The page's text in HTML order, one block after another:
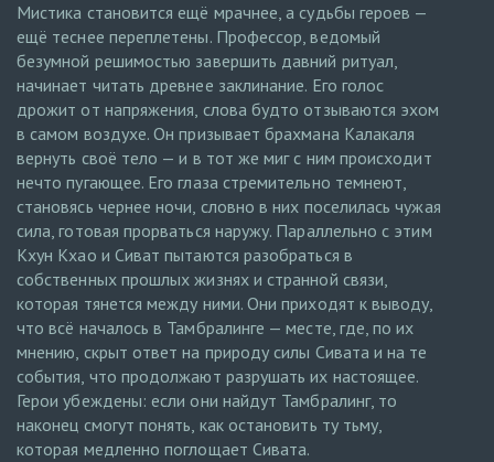
Мистика становится ещё мрачнее, а судьбы героев —
ещё теснее переплетены. Профессор, ведомый
безумной решимостью завершить давний ритуал,
начинает читать древнее заклинание. Его голос
дрожит от напряжения, слова будто отзываются эхом
в самом воздухе. Он призывает брахмана Калакаля
вернуть своё тело — и в тот же миг с ним происходит
нечто пугающее. Его глаза стремительно темнеют,
становясь чернее ночи, словно в них поселилась чужая
сила, готовая прорваться наружу. Параллельно с этим
Кхун Кхао и Сиват пытаются разобраться в
собственных прошлых жизнях и странной связи,
которая тянется между ними. Они приходят к выводу,
что всё началось в Тамбралинге — месте, где, по их
мнению, скрыт ответ на природу силы Сивата и на те
события, что продолжают разрушать их настоящее.
Герои убеждены: если они найдут Тамбралинг, то
наконец смогут понять, как остановить ту тьму,
которая медленно поглощает Сивата.